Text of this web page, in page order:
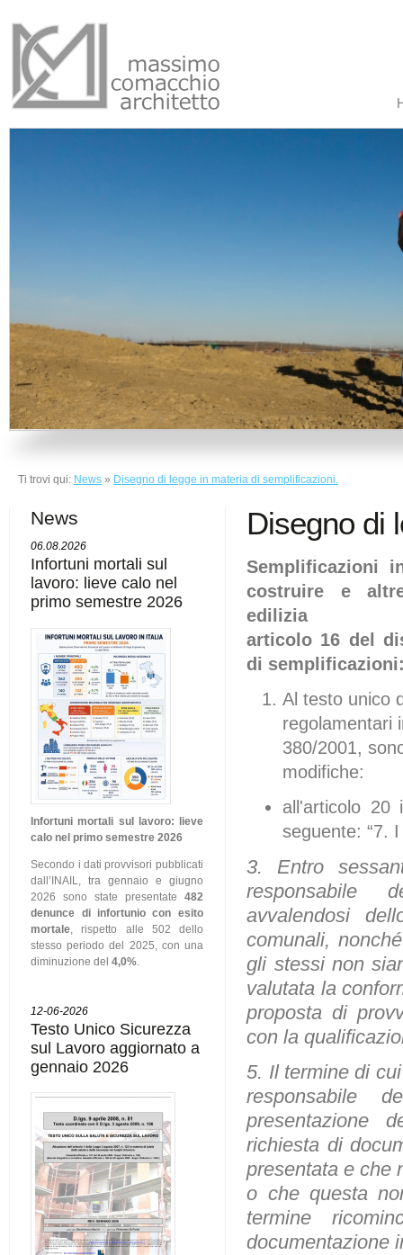
Ti trovi qui: News » Disegno di legge in materia di semplificazioni.
News
06.08.2026
Infortuni mortali sul
lavoro: lieve calo nel
primo semestre 2026
Infortuni mortali sul lavoro: lieve
calo nel primo semestre 2026
Secondo i dati provvisori pubblicati
dall’INAIL, tra gennaio e giugno
2026 sono state presentate 482
denunce di infortunio con esito
mortale , rispetto alle 502 dello
stesso periodo del 2025, con una
diminuzione del4,0%
12-06-2026
Testo Unico Sicurezza
sul Lavoro aggiornato a
gennaio 2026
Disegno di
Semplificazioni
costruire e
edilizia
articolo 16 del
di
Al testo unico
regolamentari
380/2001,
modifiche:
all'articolo 20
seguente: “7.
3. Entro
responsabile
avvalendosi
comunali,
gli stessi non
valutata la
proposta di
con la
5. Il termine di
responsabile
presentazione
richiesta di
presentata e che
o che questa
termine
documentazione